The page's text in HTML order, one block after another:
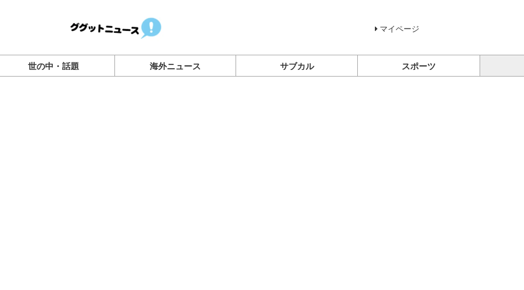
マイページ
世の中・話題 海外ニュース サブカル スポーツ